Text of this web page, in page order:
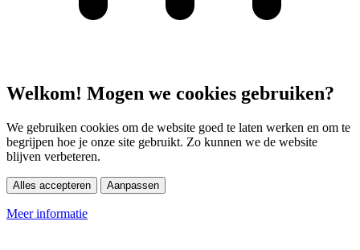
Welkom! Mogen we cookies gebruiken?
We gebruiken cookies om de website goed te laten werken en om te
begrijpen hoe je onze site gebruikt. Zo kunnen we de website
blijven verbeteren.
Alles accepteren Aanpassen
Meer informatie